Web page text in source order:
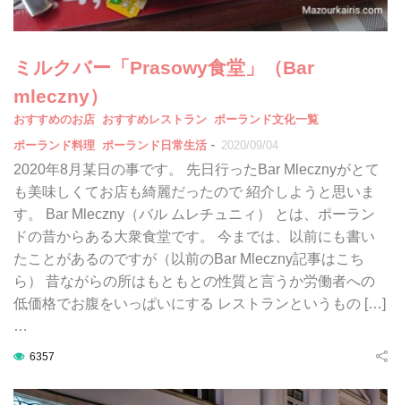
ミルクバー「Prasowy食堂」（Bar
mleczny）
おすすめのお店 おすすめレストラン ポーランド文化一覧
ポーランド料理 ポーランド日常生活 - 2020/09/04
2020年8月某日の事です。 先日行ったBar Mlecznyがとて
も美味しくてお店も綺麗だったので 紹介しようと思いま
す。 Bar Mleczny（バル ムレチュニィ） とは、ポーラン
ドの昔からある大衆食堂です。 今までは、以前にも書い
たことがあるのですが（以前のBar Mleczny記事はこち
ら） 昔ながらの所はもともとの性質と言うか労働者への
低価格でお腹をいっぱいにする レストランというもの […]
…
6357